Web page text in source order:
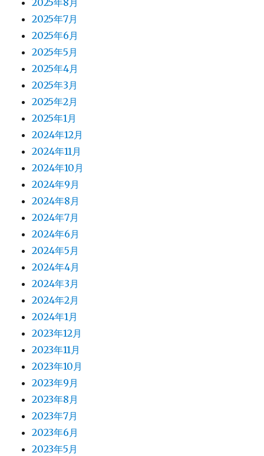
2025年8月
2025年7月
2025年6月
2025年5月
2025年4月
2025年3月
2025年2月
2025年1月
2024年12月
2024年11月
2024年10月
2024年9月
2024年8月
2024年7月
2024年6月
2024年5月
2024年4月
2024年3月
2024年2月
2024年1月
2023年12月
2023年11月
2023年10月
2023年9月
2023年8月
2023年7月
2023年6月
2023年5月